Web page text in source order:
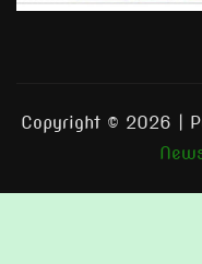
Copyright © 2026 |